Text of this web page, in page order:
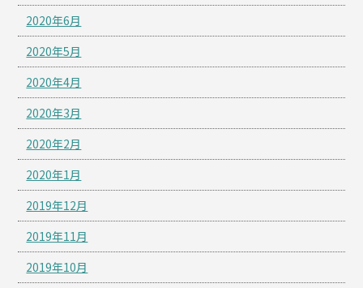
2020年6月
2020年5月
2020年4月
2020年3月
2020年2月
2020年1月
2019年12月
2019年11月
2019年10月